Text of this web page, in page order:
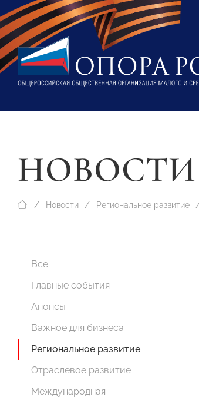
НОВОСТИ
Новости Региональное развитие
Все
Главные события
Анонсы
Важное для бизнеса
Региональное развитие
Отраслевое развитие
Международная